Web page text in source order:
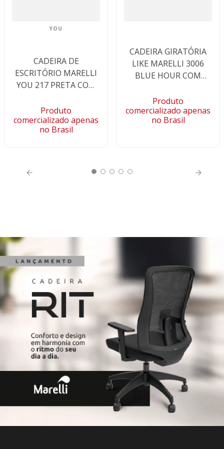
YOU
CADEIRA DE
ESCRITÓRIO MARELLI
YOU 217 PRETA COM
Produto
comercializado apenas
no Brasil
CADEIRA GIRATÓRIA
LIKE MARELLI 3006
BLUE HOUR COM
TURQUESA
Produto
comercializado apenas
no Brasil